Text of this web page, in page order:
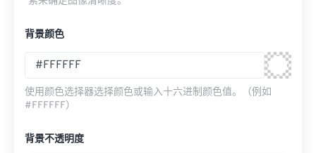
背景颜色
使用颜色选择器选择颜色或输入十六进制颜色值。（例如
#FFFFFF）
背景不透明度